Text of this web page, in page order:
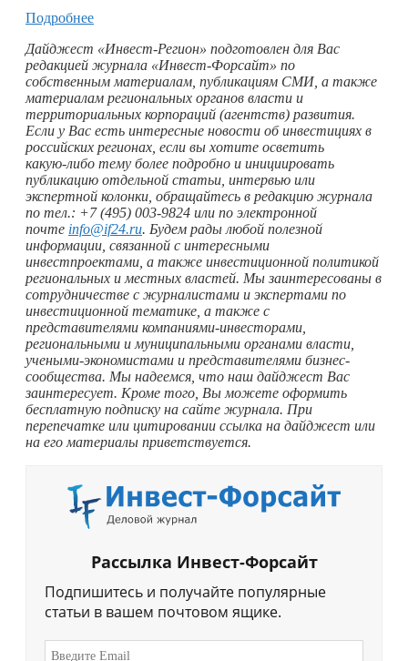
Подробнее
Дайджест «Инвест-Регион» подготовлен для Вас
редакцией журнала «Инвест-Форсайт» по
собственным материалам, публикациям СМИ, а также
материалам региональных органов власти и
территориальных корпораций (агентств) развития.
Если у Вас есть интересные новости об инвестициях в
российских регионах, если вы хотите осветить
какую-либо тему более подробно и инициировать
публикацию отдельной статьи, интервью или
экспертной колонки, обращайтесь в редакцию журнала
по тел.: +7 (495) 003-9824 или по электронной
почте info@if24.ru. Будем рады любой полезной
информации, связанной с интересными
инвестпроектами, а также инвестиционной политикой
региональных и местных властей. Мы заинтересованы в
сотрудничестве с журналистами и экспертами по
инвестиционной тематике, а также с
представителями компаниями-инвесторами,
региональными и муниципальными органами власти,
учеными-экономистами и представителями бизнес-
сообщества. Мы надеемся, что наш дайджест Вас
заинтересует. Кроме того, Вы можете оформить
бесплатную подписку на сайте журнала. При
перепечатке или цитировании ссылка на дайджест или
на его материалы приветствуется.
Рассылка Инвест-Форсайт
Подпишитесь и получайте популярные
статьи в вашем почтовом ящике.